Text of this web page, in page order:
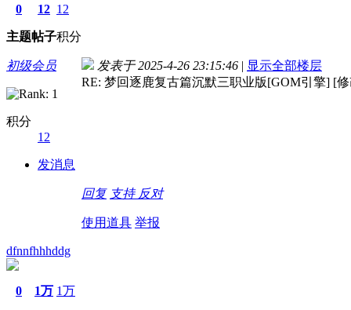
0
主题
12
帖子
12
积分
初级会员
积分
12
发消息
发表于 2025-4-26 23:15:46 | 显示全部楼层
RE: 梦回逐鹿复古篇沉默三职业版[GOM引擎] [
回复 支持 反对
使用道具 举报
dfnnfhhhddg
0 1万 1万